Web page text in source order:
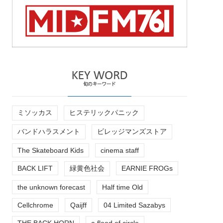
ミソッカス ヒステリックパニック
バンドハラスメント ビレッジマンズストア
The Skateboard Kids cinema staff
BACK LIFT 緑黄色社会 EARNIE FROGs
the unknown forecast Half time Old
Cellchrome Qaijff 04 Limited Sazabys